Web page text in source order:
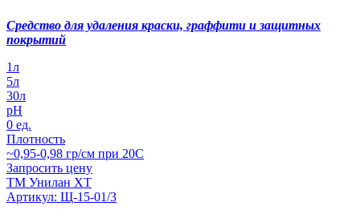
Средство для удаления краски, граффити и защитных
покрытий
1л
5л
30л
pH
0 ед.
Плотность
~0,95-0,98 гр/см при 20С
Запросить цену
ТМ Унилан ХТ
Артикул: Щ-15-01/3